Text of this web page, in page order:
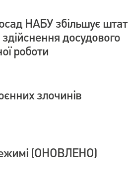
НАБУ збільшує штат
здійснення досудового
роботи
злочинів
(ОНОВЛЕНО)